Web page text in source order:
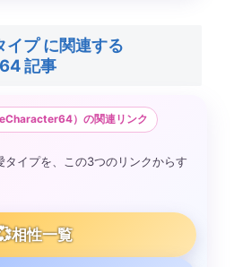
イプ に関連する
記事
）の関連リンク
イプを、この3つのリンクからす
相性一覧